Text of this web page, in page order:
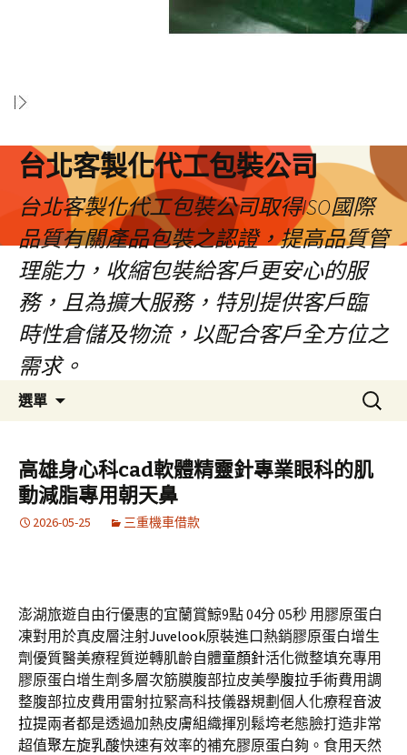
台北客製化代工包裝公司
台北客製化代工包裝公司取得ISO國際
品質有關產品包裝之認證，提高品質管
理能力，收縮包裝給客戶更安心的服
務，且為擴大服務，特別提供客戶臨
時性倉儲及物流，以配合客戶全方位之
需求。
選單
容
區
搜
尋
鍵
字:
高雄身心科cad軟體精靈針專業眼科的肌
動減脂專用朝天鼻
2026-05-25 三重機車借款
澎湖旅遊自由行優惠的宜蘭賞鯨9點 04分 05秒 用膠原蛋白
凍對用於真皮層注射Juvelook原裝進口熱銷膠原蛋白增生
劑優質醫美療程質逆轉肌齡自體童顏針活化微整填充專用
膠原蛋白增生劑多層次筋膜腹部拉皮美學腹拉手術費用調
整腹部拉皮費用雷射拉緊高科技儀器規劃個人化療程音波
拉提兩者都是透過加熱皮膚組織揮別鬆垮老態臉打造非常
超值聚左旋乳酸快速有效率的補充膠原蛋白夠。食用天然